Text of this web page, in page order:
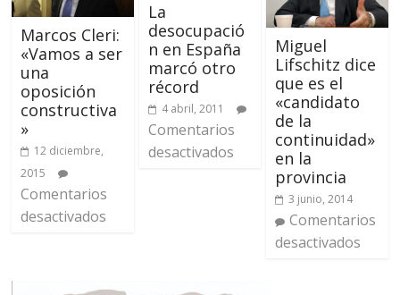
Marcos Cleri:
«Vamos a ser
una
oposición
constructiva
»
12 diciembre,
2015
Comentarios
desactivados
La
desocupació
n en España
marcó otro
récord
4 abril, 2011
Comentarios
desactivados
Miguel
Lifschitz dice
que es el
«candidato
de la
continuidad»
en la
provincia
3 junio, 2014
Comentarios
desactivados